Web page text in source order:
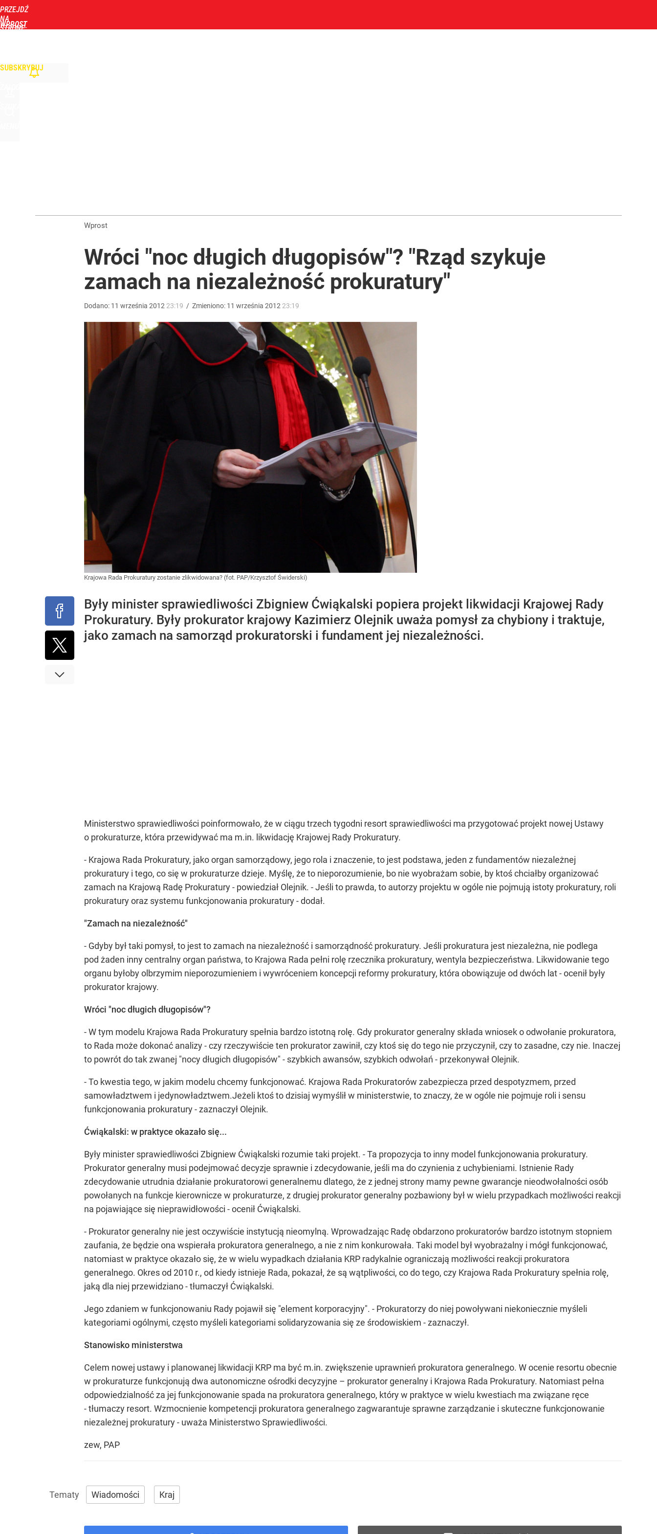
PRZEJDŹ
NA
STRONĘ
WPROST
SUBSKRYBUJ
Wprost
Wróci "noc długich długopisów"? "Rząd szykuje
zamach na niezależność prokuratury"
Dodano: 11 września 2012 23:19 / Zmieniono: 11 września 2012 23:19
Krajowa Rada Prokuratury zostanie zlikwidowana? (fot. PAP/Krzysztof Świderski)
Były minister sprawiedliwości Zbigniew Ćwiąkalski popiera projekt likwidacji Krajowej Rady
Prokuratury. Były prokurator krajowy Kazimierz Olejnik uważa pomysł za chybiony i traktuje,
jako zamach na samorząd prokuratorski i fundament jej niezależności.
Ministerstwo sprawiedliwości poinformowało, że w ciągu trzech tygodni resort sprawiedliwości ma przygotować projekt nowej Ustawy
o prokuraturze, która przewidywać ma m.in. likwidację Krajowej Rady Prokuratury.
- Krajowa Rada Prokuratury, jako organ samorządowy, jego rola i znaczenie, to jest podstawa, jeden z fundamentów niezależnej
prokuratury i tego, co się w prokuraturze dzieje. Myślę, że to nieporozumienie, bo nie wyobrażam sobie, by ktoś chciałby organizować
zamach na Krajową Radę Prokuratury - powiedział Olejnik. - Jeśli to prawda, to autorzy projektu w ogóle nie pojmują istoty prokuratury, roli
prokuratury oraz systemu funkcjonowania prokuratury - dodał.
"Zamach na niezależność"
- Gdyby był taki pomysł, to jest to zamach na niezależność i samorządność prokuratury. Jeśli prokuratura jest niezależna, nie podlega
pod żaden inny centralny organ państwa, to Krajowa Rada pełni rolę rzecznika prokuratury, wentyla bezpieczeństwa. Likwidowanie tego
organu byłoby olbrzymim nieporozumieniem i wywróceniem koncepcji reformy prokuratury, która obowiązuje od dwóch lat - ocenił były
prokurator krajowy.
Wróci "noc długich długopisów"?
- W tym modelu Krajowa Rada Prokuratury spełnia bardzo istotną rolę. Gdy prokurator generalny składa wniosek o odwołanie prokuratora,
to Rada może dokonać analizy - czy rzeczywiście ten prokurator zawinił, czy ktoś się do tego nie przyczynił, czy to zasadne, czy nie. Inaczej
to powrót do tak zwanej "nocy długich długopisów" - szybkich awansów, szybkich odwołań - przekonywał Olejnik.
- To kwestia tego, w jakim modelu chcemy funkcjonować. Krajowa Rada Prokuratorów zabezpiecza przed despotyzmem, przed
samowładztwem i jedynowładztwem.Jeżeli ktoś to dzisiaj wymyślił w ministerstwie, to znaczy, że w ogóle nie pojmuje roli i sensu
funkcjonowania prokuratury - zaznaczył Olejnik.
Ćwiąkalski: w praktyce okazało się...
Były minister sprawiedliwości Zbigniew Ćwiąkalski rozumie taki projekt. - Ta propozycja to inny model funkcjonowania prokuratury.
Prokurator generalny musi podejmować decyzje sprawnie i zdecydowanie, jeśli ma do czynienia z uchybieniami. Istnienie Rady
zdecydowanie utrudnia działanie prokuratorowi generalnemu dlatego, że z jednej strony mamy pewne gwarancje nieodwołalności osób
powołanych na funkcje kierownicze w prokuraturze, z drugiej prokurator generalny pozbawiony był w wielu przypadkach możliwości reakcji
na pojawiające się nieprawidłowości - ocenił Ćwiąkalski.
- Prokurator generalny nie jest oczywiście instytucją nieomylną. Wprowadzając Radę obdarzono prokuratorów bardzo istotnym stopniem
zaufania, że będzie ona wspierała prokuratora generalnego, a nie z nim konkurowała. Taki model był wyobrażalny i mógł funkcjonować,
natomiast w praktyce okazało się, że w wielu wypadkach działania KRP radykalnie ograniczają możliwości reakcji prokuratora
generalnego. Okres od 2010 r., od kiedy istnieje Rada, pokazał, że są wątpliwości, co do tego, czy Krajowa Rada Prokuratury spełnia rolę,
jaką dla niej przewidziano - tłumaczył Ćwiąkalski.
Jego zdaniem w funkcjonowaniu Rady pojawił się "element korporacyjny". - Prokuratorzy do niej powoływani niekoniecznie myśleli
kategoriami ogólnymi, często myśleli kategoriami solidaryzowania się ze środowiskiem - zaznaczył.
Stanowisko ministerstwa
Celem nowej ustawy i planowanej likwidacji KRP ma być m.in. zwiększenie uprawnień prokuratora generalnego. W ocenie resortu obecnie
w prokuraturze funkcjonują dwa autonomiczne ośrodki decyzyjne – prokurator generalny i Krajowa Rada Prokuratury. Natomiast pełna
odpowiedzialność za jej funkcjonowanie spada na prokuratora generalnego, który w praktyce w wielu kwestiach ma związane ręce
- tłumaczy resort. Wzmocnienie kompetencji prokuratora generalnego zagwarantuje sprawne zarządzanie i skuteczne funkcjonowanie
niezależnej prokuratury - uważa Ministerstwo Sprawiedliwości.
zew, PAP
Wiadomości Kraj